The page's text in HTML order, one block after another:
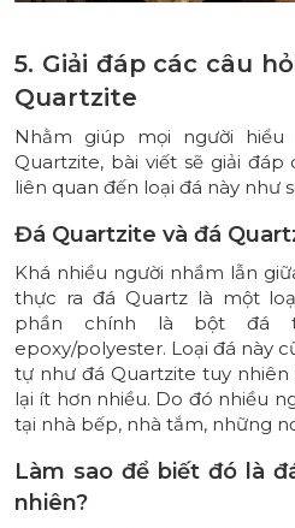
5. Giải đáp các câu
Quartzite
Nhằm giúp mọi người
Quartzite, bài viết sẽ giải
liên quan đến loại đá này như
Đá Quartzite và đá
Khá nhiều người nhầm lẫn
thực ra đá Quartz là một
phần chính là bột đá
epoxy/polyester. Loại đá này
tự như đá Quartzite tuy
lại ít hơn nhiều. Do đó nhiều
tại nhà bếp, nhà tắm, những
Làm sao để biết đó là
nhiên?